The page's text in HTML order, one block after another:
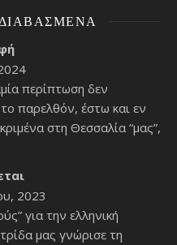
περίπτωση δεν
παρελθόν, έστω και εν
στη Θεσσαλία “μας”,
2023
για την ελληνική
μας γνώρισε τη